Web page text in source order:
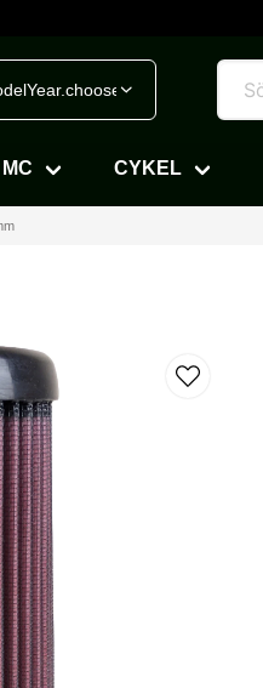
CYKEL